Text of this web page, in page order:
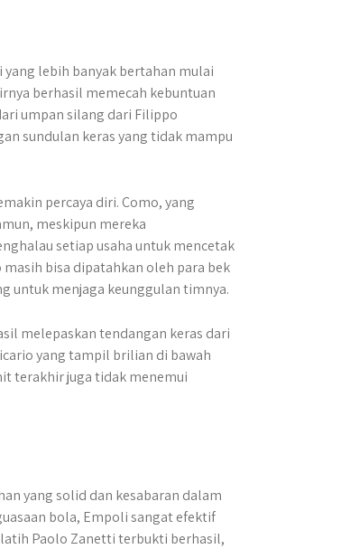
lebih banyak bertahan mulai
berhasil memecah kebuntuan
umpan silang dari Filippo
sundulan keras yang tidak mampu
percaya diri. Como, yang
meskipun mereka
setiap usaha untuk mencetak
bisa dipatahkan oleh para bek
untuk menjaga keunggulan timnya.
melepaskan tendangan keras dari
yang tampil brilian di bawah
terakhir juga tidak menemui
yang solid dan kesabaran dalam
bola, Empoli sangat efektif
Paolo Zanetti terbukti berhasil,